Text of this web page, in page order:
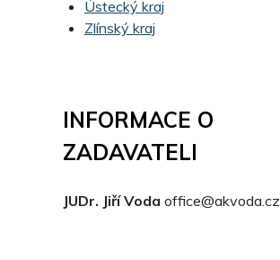
Ústecký kraj
Zlínský kraj
INFORMACE O
ZADAVATELI
JUDr. Jiří Voda office@akvoda.cz